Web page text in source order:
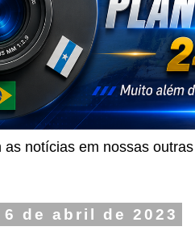
as notícias em nossas
de abril de 2023